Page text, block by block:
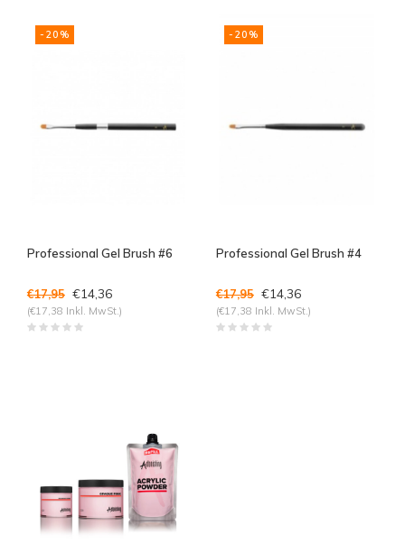
-20%
Professional Gel Brush #6
€17,95 €14,36
(€17,38 Inkl. MwSt.)
-20%
Professional Gel Brush #4
€17,95 €14,36
(€17,38 Inkl. MwSt.)